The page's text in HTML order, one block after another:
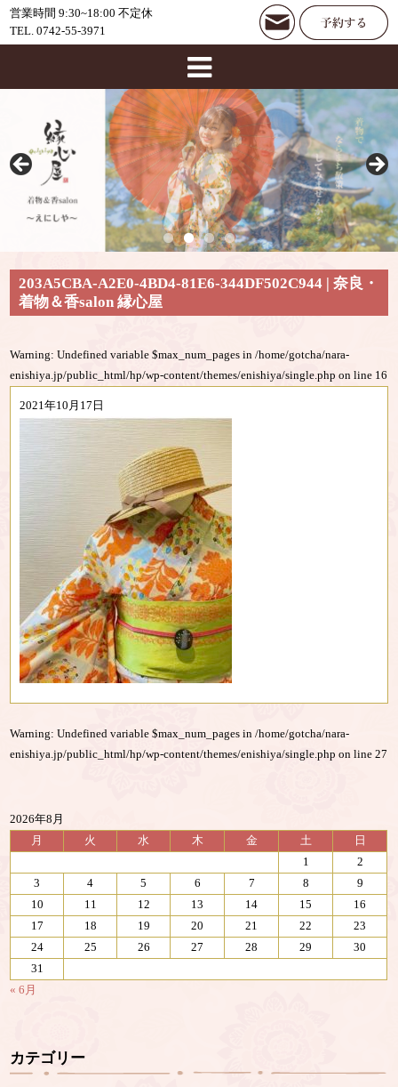
営業時間 9:30~18:00 不定休
TEL. 0742-55-3971
203A5CBA-A2E0-4BD4-81E6-344DF502C944 | 奈良・
着物＆香salon 縁心屋
Warning: Undefined variable $max_num_pages in/home/gotcha/nara-
enishiya.jp/public_html/hp/wp-content/themes/enishiya/single.php on line 16
2021年10月17日
Warning: Undefined variable $max_num_pages in/home/gotcha/nara-
enishiya.jp/public_html/hp/wp-content/themes/enishiya/single.php on line27
2026年8月
月
火 水 木 金 土
日
1
2
3
4 5 6 7 8
9
10
11 12 13 14 15
16
17
18 19 20 21 22
23
24
25 26 27 28 29
30
31
« 6月
カテゴリー